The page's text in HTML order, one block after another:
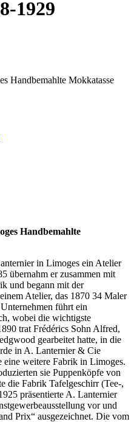
1929
Handbemahlte Mokkatasse
Handbemahlte
in Limoges ein Atelier
übernahm er zusammen mit
und begann mit der
Atelier, das 1870 34 Maler
führt ein
wobei die wichtigste
trat Frédérics Sohn Alfred,
gearbeitet hatte, in die
in A. Lanternier & Cie
eine weitere Fabrik in Limoges.
sie Puppenköpfe von
die Fabrik Tafelgeschirr (Tee-,
präsentierte A. Lanternier
vor und
Prix“ ausgezeichnet. Die vom